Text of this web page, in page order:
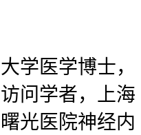
学医学博士，
问学者，上海
光医院神经内